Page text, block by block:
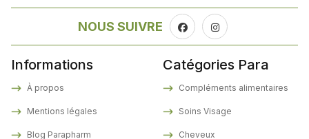
NOUS SUIVRE
Informations
À propos
Mentions légales
Blog Parapharm
Catégories Para
Compléments alimentaires
Soins Visage
Cheveux